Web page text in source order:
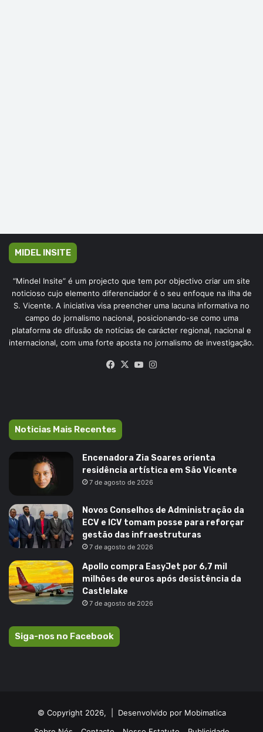
MIDEL INSITE
“Mindel Insite” é um projecto que tem por objectivo criar um site
noticioso cujo elemento diferenciador é o seu enfoque na ilha de
S. Vicente. A iniciativa visa preencher uma lacuna informativa no
campo do jornalismo nacional, posicionando-se como uma
plataforma de difusão de notícias de carácter regional, nacional e
internacional, com uma forte aposta no jornalismo de investigação.
Facebook
X YouTube
Noticias Mais Recentes
Encenadora Zia Soares orienta
residência artística em São Vicente
7 de agosto de 2026
Novos Conselhos de Administração da
ECV e ICV tomam posse para reforçar
gestão das infraestruturas
7 de agosto de 2026
Apollo compra EasyJet por 6,7 mil
milhões de euros após desistência da
Castlelake
7 de agosto de 2026
Siga-nos no Facebook
© Copyright 2026, | Desenvolvido por Mobimatica